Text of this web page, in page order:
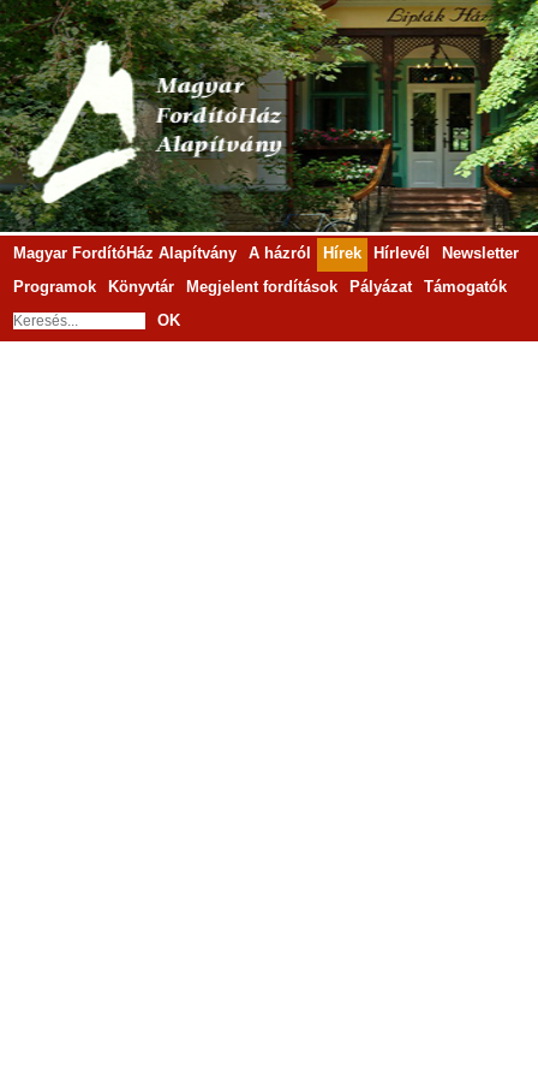
Magyar FordítóHáz Alapítvány A házról Hírek Hírlevél
Newsletter
Programok
Könyvtár Megjelent fordítások Pályázat
Támogatók
OK